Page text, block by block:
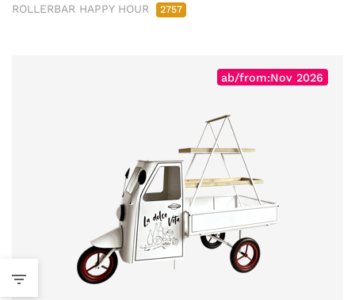
ROLLERBAR HAPPY HOUR 2757
ab/from:Nov 2026